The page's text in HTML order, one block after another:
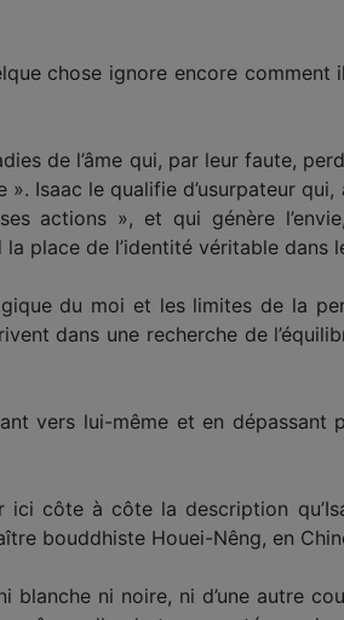
chose ignore encore
de l’âme qui, par leur faute,
Isaac le qualifie d’usurpateur
actions », et qui génère
place de l’identité véritable
du moi et les limites de la
dans une recherche de
vers lui-même et en dépassant
côte à côte la description
boud­dhiste Houei-Nêng, en
blanche ni noire, ni d’une autre